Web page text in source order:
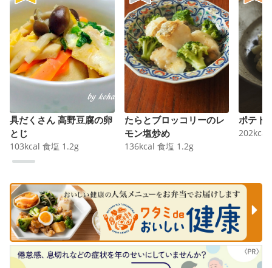
具だくさん 高野豆腐の卵
とじ
103kcal 食塩 1.2g
たらとブロッコリーのレ
モン塩炒め
136kcal 食塩 1.2g
ポテト
202kcal